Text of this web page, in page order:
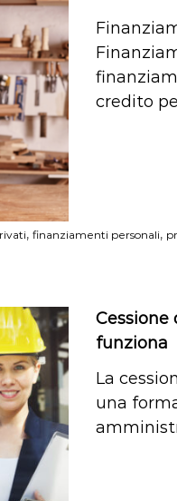
credito
, finanziamenti personali,
funziona
La
una